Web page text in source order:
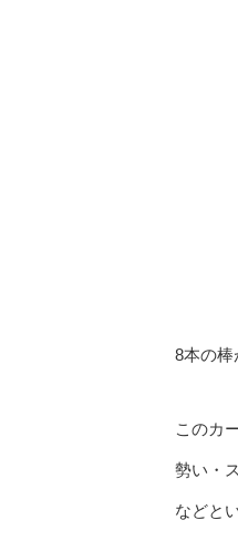
8本の棒
このカ
勢い・
などと